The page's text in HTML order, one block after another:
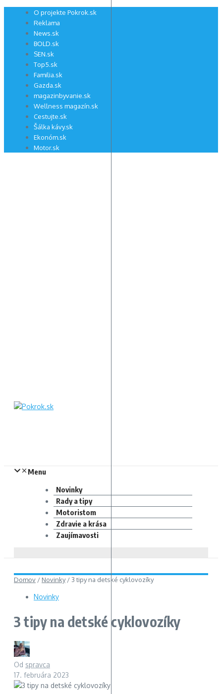
Preskočiť O projekte Pokrok.sk
Reklama
News.sk
BOLD.sk
SEN.sk
Top5.sk
Familia.sk
Gazda.sk
magazinbyvanie.sk
Wellness magazín.sk
Cestujte.sk
Šálka kávy.sk
Ekonóm.sk
Motor.sk
Menu
Novinky
Rady a tipy
Motoristom
Zdravie a krása
Zaujímavosti
Domov / Novinky/ 3 tipy na detské cyklovozíky
Novinky
3 tipy na detské cyklovozíky
Od spravca
17. februára 2023